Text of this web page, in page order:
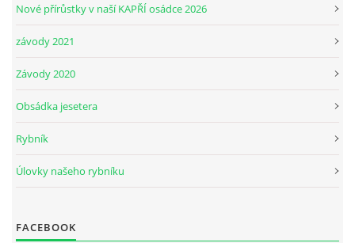
Nové přírůstky v naší KAPŘÍ osádce 2026
závody 2021
Závody 2020
Obsádka jesetera
Rybník
Úlovky našeho rybníku
FACEBOOK